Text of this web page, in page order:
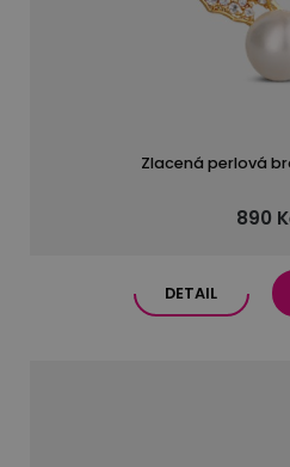
Zlacená perlová
890
DETAIL